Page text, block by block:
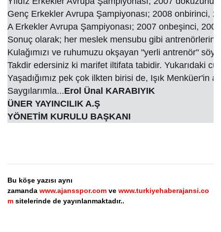
Genç Erkekler Avrupa Şampiyonası; 2008 onbirinci,
A Erkekler Avrupa Şampiyonası; 2007 onbeşinci,
Sonuç olarak; her meslek mensubu gibi antrenörlerin
Kulağımızı ve ruhumuzu okşayan "yerli antrenör"
Takdir edersiniz ki marifet iltifata tabidir. Yukarıdaki
Yaşadığımız pek çok ilkten birisi de, Işık Menküer'in
Saygılarımla...Erol Ünal KARABIYIK
ÜNER YAYINCILIK A.Ş
YÖNETİM KURULU BAŞKANI
Bu köşe yazısı aynı
zamanda www.ajansspor.com ve www.turkiyehaberajansi.co
m sitelerinde de yayınlanmaktadır..